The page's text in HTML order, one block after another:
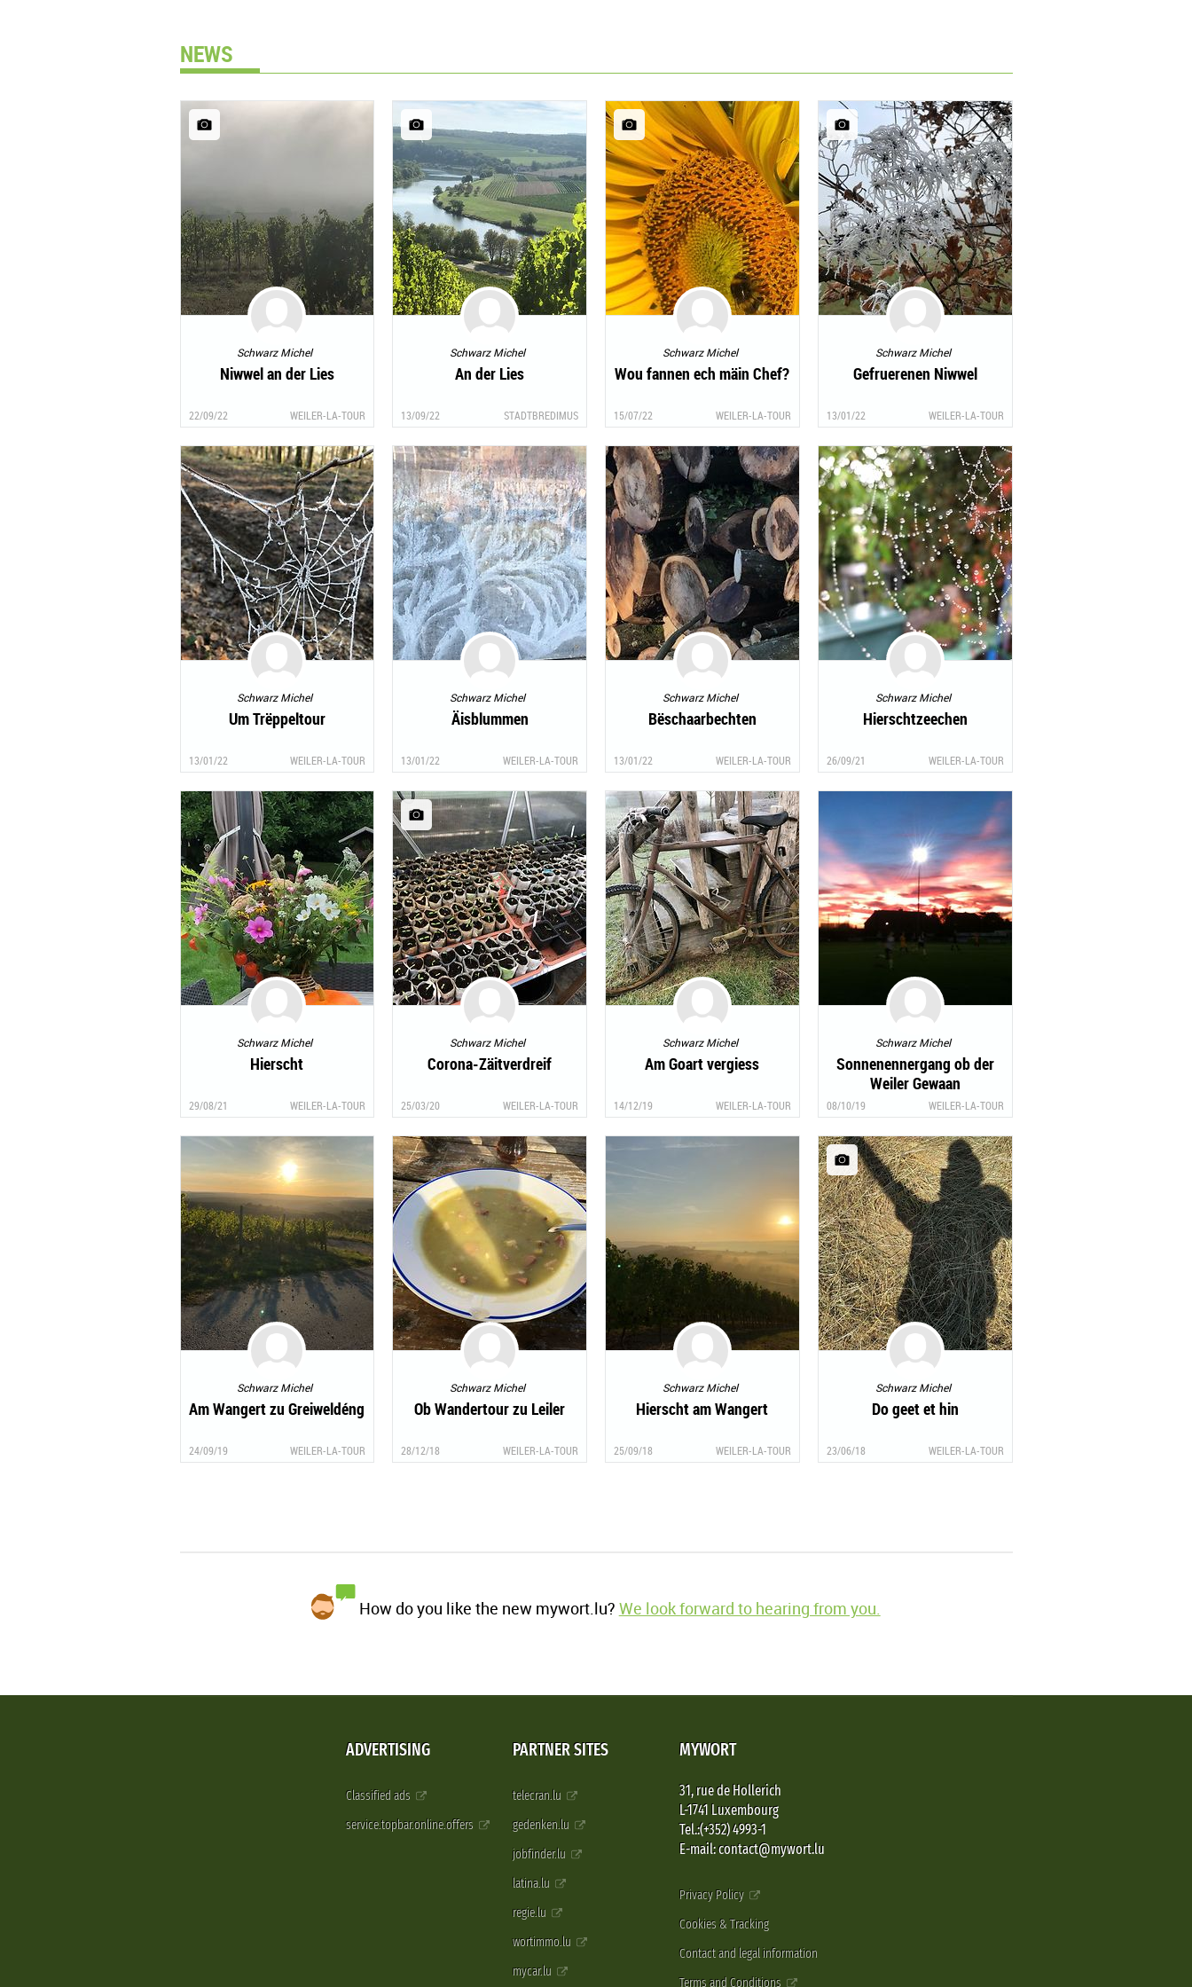
NEWS
Schwarz Michel
Niwwel an der Lies
22/09/22 WEILER-LA-TOUR
Schwarz Michel
An der Lies
13/09/22 STADTBREDIMUS
Schwarz Michel
Wou fannen ech mäin Chef?
15/07/22 WEILER-LA-TOUR
Schwarz Michel
Gefruerenen Niwwel
13/01/22 WEILER-LA-TOUR
Schwarz Michel
Um Trëppeltour
13/01/22 WEILER-LA-TOUR
Schwarz Michel
Äisblummen
13/01/22 WEILER-LA-TOUR
Schwarz Michel
Bëschaarbechten
13/01/22 WEILER-LA-TOUR
Schwarz Michel
Hierschtzeechen
26/09/21 WEILER-LA-TOUR
Schwarz Michel
Hierscht
29/08/21 WEILER-LA-TOUR
Schwarz Michel
Corona-Zäitverdreif
25/03/20 WEILER-LA-TOUR
Schwarz Michel
Am Goart vergiess
14/12/19 WEILER-LA-TOUR
Schwarz Michel
Sonnenennergang ob der
Weiler Gewaan
08/10/19 WEILER-LA-TOUR
Schwarz Michel
Am Wangert zu Greiweldéng
24/09/19 WEILER-LA-TOUR
Schwarz Michel
Ob Wandertour zu Leiler
28/12/18 WEILER-LA-TOUR
Schwarz Michel
Hierscht am Wangert
25/09/18 WEILER-LA-TOUR
Schwarz Michel
Do geet et hin
23/06/18 WEILER-LA-TOUR
How do you like the new mywort.lu? We look forward to hearing from you.
ADVERTISING
Classified ads
service.topbar.online.offers
PARTNER SITES
telecran.lu
gedenken.lu
jobfinder.lu
latina.lu
regie.lu
wortimmo.lu
mycar.lu
MYWORT
31, rue de Hollerich
L-1741 Luxembourg
Tel.:(+352) 4993-1
E-mail: contact@mywort.lu
Privacy Policy
Cookies & Tracking
Contact and legal information
Terms and Conditions